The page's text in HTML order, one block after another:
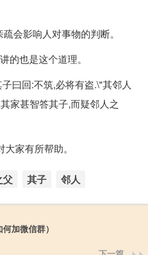
会影响人对事物的判断。
的也是这个道理。
曰回:不筑,必将有盗.\"其邻人
家甚智答其子,而疑邻人之
家有所帮助。
父 其子 邻人
加微信群）